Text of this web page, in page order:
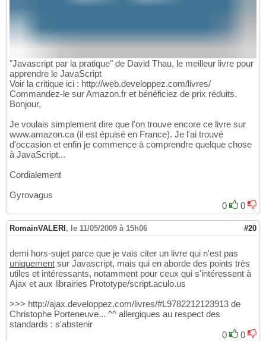
"Javascript par la pratique" de David Thau, le meilleur livre pour
apprendre le JavaScript
Voir la critique ici : http://web.developpez.com/livres/
Commandez-le sur Amazon.fr et bénéficiez de prix réduits.
Bonjour,
Je voulais simplement dire que l'on trouve encore ce livre sur
www.amazon.ca (il est épuisé en France). Je l'ai trouvé
d'occasion et enfin je commence à comprendre quelque chose
à JavaScript...
Cordialement
Gyrovagus
0
0
RomainVALERI , le 11/05/2009 à 15h06 #20
demi hors-sujet parce que je vais citer un livre qui n'est pas
uniquement sur Javascript, mais qui en aborde des points très
utiles et intéressants, notamment pour ceux qui s'intéressent à
Ajax et aux librairies Prototype/script.aculo.us
>>> http://ajax.developpez.com/livres/#L9782212123913 de
Christophe Porteneuve... ^^ allergiques au respect des
standards : s'abstenir
0
0